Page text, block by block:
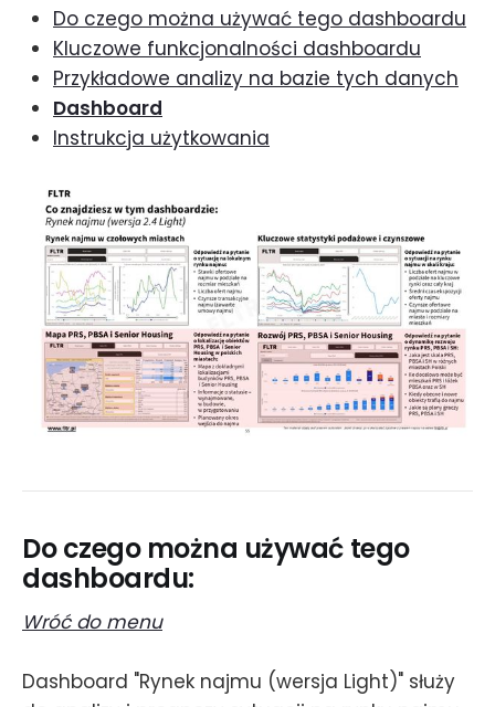
Do czego można używać tego dashboardu
Kluczowe funkcjonalności dashboardu
Przykładowe analizy na bazie tych danych
Dashboard
Instrukcja użytkowania
Do czego można używać tego
dashboardu:
Wróć do menu
Dashboard "Rynek najmu (wersja Light)" służy